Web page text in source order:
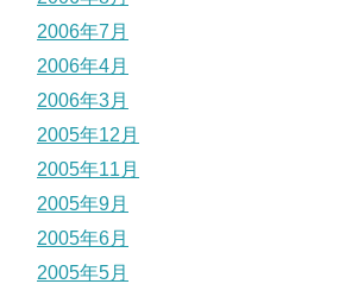
2006年7月
2006年4月
2006年3月
2005年12月
2005年11月
2005年9月
2005年6月
2005年5月